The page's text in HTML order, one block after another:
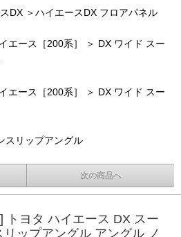
DX ＞ハイエースDX フロアパネル
エース［200系］ ＞ DX ワイド スー
エース［200系］ ＞ DX ワイド スー
スリップアングル
次の商品へ
トヨタ ハイエース DX スー
ップアングル アングル ノ